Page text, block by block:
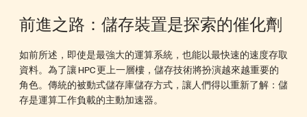
前進之路：儲存裝置是探索的催化劑
如前所述，即使是最強大的運算系統，也能以最快速的速度存取
資料。為了讓 HPC 更上一層樓，儲存技術將扮演越來越重要的
角色。傳統的被動式儲存庫儲存方式，讓人們得以重新了解：儲
存是運算工作負載的主動加速器。